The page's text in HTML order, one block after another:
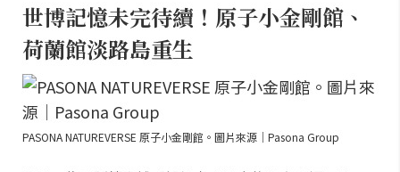
世博記憶未完待續！原子小金剛館、
荷蘭館淡路島重生
PASONA NATUREVERSE 原子小金剛館。圖片來源｜Pasona Group